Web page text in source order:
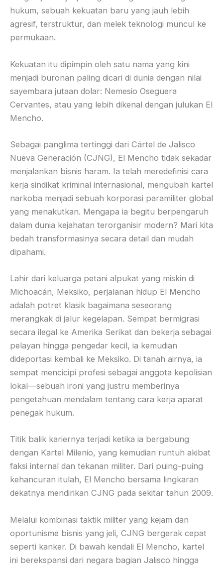
hukum, sebuah kekuatan baru yang jauh lebih
agresif, terstruktur, dan melek teknologi muncul ke
permukaan.
Kekuatan itu dipimpin oleh satu nama yang kini
menjadi buronan paling dicari di dunia dengan nilai
sayembara jutaan dolar: Nemesio Oseguera
Cervantes, atau yang lebih dikenal dengan julukan El
Mencho.
Sebagai panglima tertinggi dari Cártel de Jalisco
Nueva Generación (CJNG), El Mencho tidak sekadar
menjalankan bisnis haram. Ia telah meredefinisi cara
kerja sindikat kriminal internasional, mengubah kartel
narkoba menjadi sebuah korporasi paramiliter global
yang menakutkan. Mengapa ia begitu berpengaruh
dalam dunia kejahatan terorganisir modern? Mari kita
bedah transformasinya secara detail dan mudah
dipahami.
Lahir dari keluarga petani alpukat yang miskin di
Michoacán, Meksiko, perjalanan hidup El Mencho
adalah potret klasik bagaimana seseorang
merangkak di jalur kegelapan. Sempat bermigrasi
secara ilegal ke Amerika Serikat dan bekerja sebagai
pelayan hingga pengedar kecil, ia kemudian
dideportasi kembali ke Meksiko. Di tanah airnya, ia
sempat mencicipi profesi sebagai anggota kepolisian
lokal—sebuah ironi yang justru memberinya
pengetahuan mendalam tentang cara kerja aparat
penegak hukum.
Titik balik kariernya terjadi ketika ia bergabung
dengan Kartel Milenio, yang kemudian runtuh akibat
faksi internal dan tekanan militer. Dari puing-puing
kehancuran itulah, El Mencho bersama lingkaran
dekatnya mendirikan CJNG pada sekitar tahun 2009.
Melalui kombinasi taktik militer yang kejam dan
oportunisme bisnis yang jeli, CJNG bergerak cepat
seperti kanker. Di bawah kendali El Mencho, kartel
ini berekspansi dari negara bagian Jalisco hingga